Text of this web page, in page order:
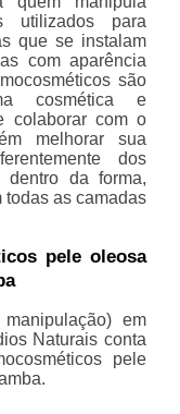
utilizados para
que se instalam
com aparência
são
cosmética e
colaborar com o
melhorar sua
dos
dentro da forma,
todas as camadas
pele oleosa
em
Naturais conta
pele